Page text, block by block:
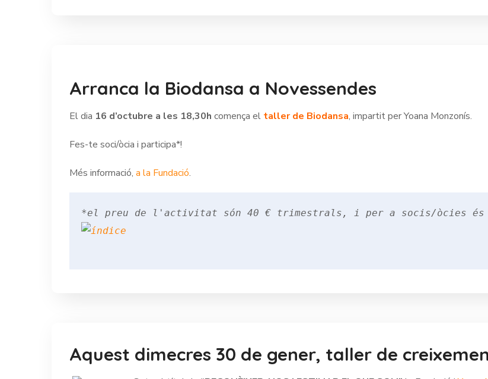
Arranca la Biodansa a Novessendes
El dia 16 d’octubre a les 18,30h comença el taller de Biodansa, impartit per Yoana Monzonís.
Fes-te soci/òcia i participa*!
Més informació, a la Fundació.
Aquest dimecres 30 de gener, taller de